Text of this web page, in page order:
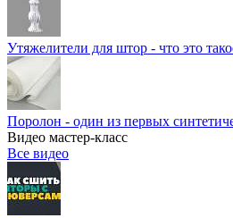
Утяжелители для штор - что это
Поролон - один из первых
Видео мастер-класс
Все видео